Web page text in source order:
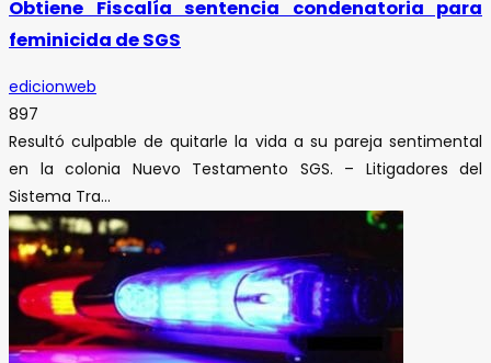
Obtiene Fiscalía sentencia condenatoria para
feminicida de SGS
edicionweb
897
Resultó culpable de quitarle la vida a su pareja sentimental
en la colonia Nuevo Testamento SGS. – Litigadores del
Sistema Tra...